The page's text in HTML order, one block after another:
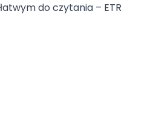
do czytania – ETR